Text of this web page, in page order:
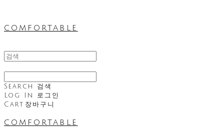
comfortable
Search
검색
Log In
로그인
Cart 장바구니
comfortable